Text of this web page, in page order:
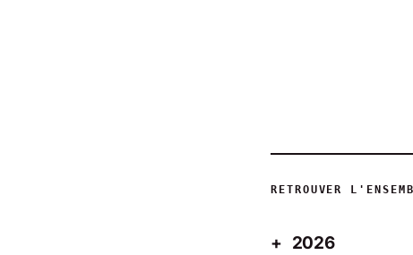
RETROUVER
2026